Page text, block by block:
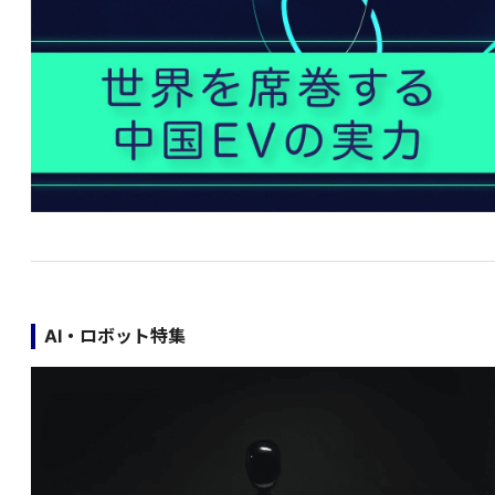
AI・ロボット特集